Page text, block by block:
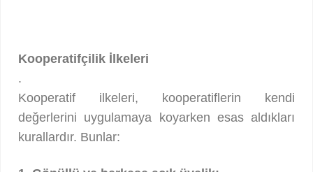
Kooperatifçilik İlkeleri
.
Kooperatif ilkeleri, kooperatiflerin kendi
değerlerini uygulamaya koyarken esas aldıkları
kurallardır. Bunlar: